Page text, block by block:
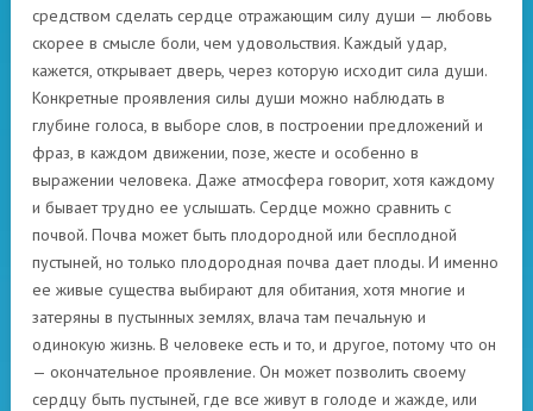
средством сделать сердце отражающим силу души — любовь
скорее в смысле боли, чем удовольствия. Каждый удар,
кажется, открывает дверь, через которую исходит сила души.
Конкретные проявления силы души можно наблюдать в
глубине голоса, в выборе слов, в построении предложений и
фраз, в каждом движении, позе, жесте и особенно в
выражении человека. Даже атмосфера говорит, хотя каждому
и бывает трудно ее услышать. Сердце можно сравнить с
почвой. Почва может быть плодородной или бесплодной
пустыней, но только плодородная почва дает плоды. И именно
ее живые существа выбирают для обитания, хотя многие и
затеряны в пустынных землях, влача там печальную и
одинокую жизнь. В человеке есть и то, и другое, потому что он
— окончательное проявление. Он может позволить своему
сердцу быть пустыней, где все живут в голоде и жажде, или